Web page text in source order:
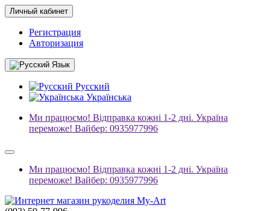
Личный кабинет
Регистрация
Авторизация
Язык
Русский
Українська
Ми працюємо! Відправка кожні 1-2 дні. Україна
переможе! Вайбер: 0935977996
Ми працюємо! Відправка кожні 1-2 дні. Україна
переможе! Вайбер: 0935977996